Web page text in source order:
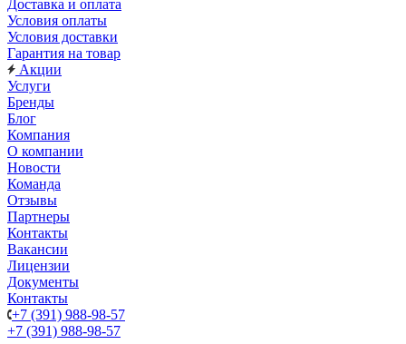
Доставка и оплата
Условия оплаты
Условия доставки
Гарантия на товар
Акции
Услуги
Бренды
Блог
Компания
О компании
Новости
Команда
Отзывы
Партнеры
Контакты
Вакансии
Лицензии
Документы
Контакты
+7 (391) 988-98-57
+7 (391) 988-98-57